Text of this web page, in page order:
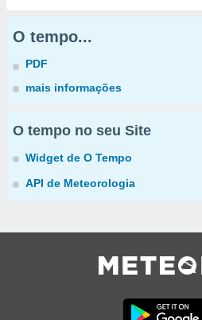
O tempo...
PDF
mais informações
O tempo no seu Site
Widget de O Tempo
API de Meteorologia